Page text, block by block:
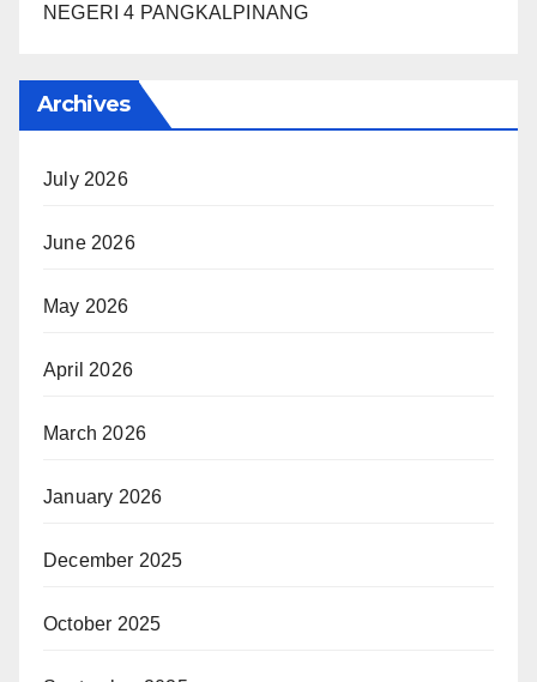
NEGERI 4 PANGKALPINANG
Archives
July 2026
June 2026
May 2026
April 2026
March 2026
January 2026
December 2025
October 2025